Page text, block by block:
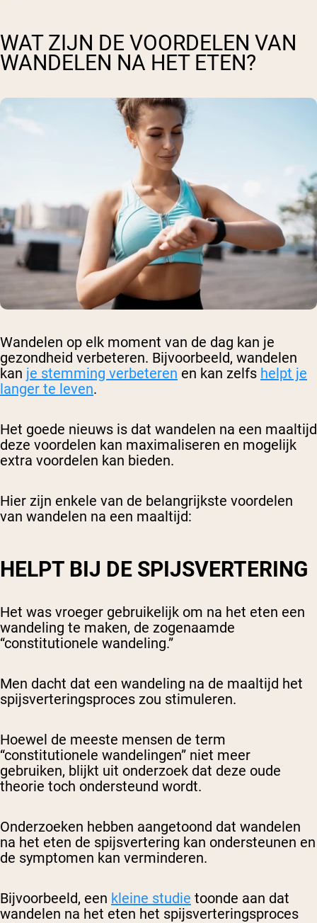
WAT ZIJN DE VOORDELEN VAN
WANDELEN NA HET ETEN?
Wandelen op elk moment van de dag kan je
gezondheid verbeteren. Bijvoorbeeld, wandelen
kan je stemming verbeteren en kan zelfs helpt je
langer te leven.
Het goede nieuws is dat wandelen na een maaltijd
deze voordelen kan maximaliseren en mogelijk
extra voordelen kan bieden.
Hier zijn enkele van de belangrijkste voordelen
van wandelen na een maaltijd:
HELPT BIJ DE SPIJSVERTERING
Het was vroeger gebruikelijk om na het eten een
wandeling te maken, de zogenaamde
“constitutionele wandeling.”
Men dacht dat een wandeling na de maaltijd het
spijsverteringsproces zou stimuleren.
Hoewel de meeste mensen de term
“constitutionele wandelingen” niet meer
gebruiken, blijkt uit onderzoek dat deze oude
theorie toch ondersteund wordt.
Onderzoeken hebben aangetoond dat wandelen
na het eten de spijsvertering kan ondersteunen en
de symptomen kan verminderen.
Bijvoorbeeld, een kleine studie toonde aan dat
wandelen na het eten het spijsverteringsproces